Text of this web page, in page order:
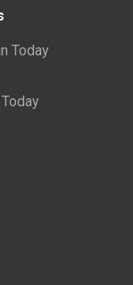
Today